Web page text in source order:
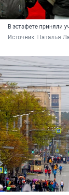
В эстафете приняли
Источник: Наталья